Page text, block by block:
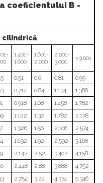
coeficientului B -
cilindrică
1.401-
1.600
1.601-
2.000
2.001-
3.000
>3.001
0.51 0.6 0.81
0.99
0.714 0.84 1.134
1.386
0.918 1.08 1.458
1.782
1.122 1.32 1.782
2.178
1.326 1.56 2.106
2.574
1.632 1.92 2.592
3.168
2.142 2.52 3.402
4.158
2.448 2.88 3.888
4.752
2.754 3.24 4.374
5.346